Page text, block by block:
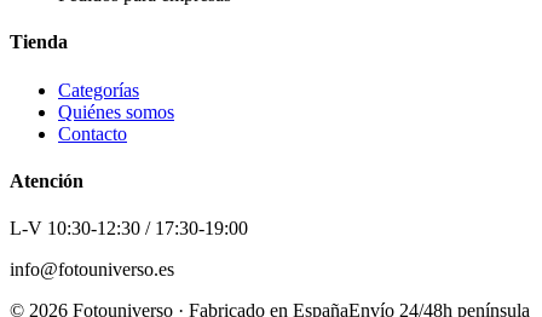
Tienda
Categorías
Quiénes somos
Contacto
Atención
L-V 10:30-12:30 / 17:30-19:00
info@fotouniverso.es
© 2026 Fotouniverso · Fabricado en EspañaEnvío 24/48h península